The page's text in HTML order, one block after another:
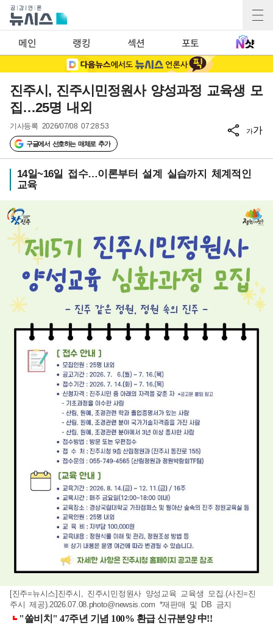
메인 랭킹 섹션 포토
진주시, 진주시민정원사 양성과정 교육생 모
집…25명 내외
기사등록 2026/07/08 07:28:53
구글에서 선호하는 매체로 추가
가가
14일~16일 접수…이론부터 설계 실습까지 체계적인
교육
[진주=뉴시스]진주시, 진주시민정원사 양성교육 교육생 모집.(사진=진
주시 제공).2026.07.08.photo@newsis.com *재판매 및 DB 금지